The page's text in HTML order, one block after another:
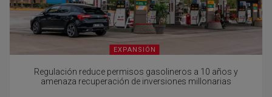
EXPANSIÓN
Regulación reduce permisos gasolineros a 10 años y
amenaza recuperación de inversiones millonarias